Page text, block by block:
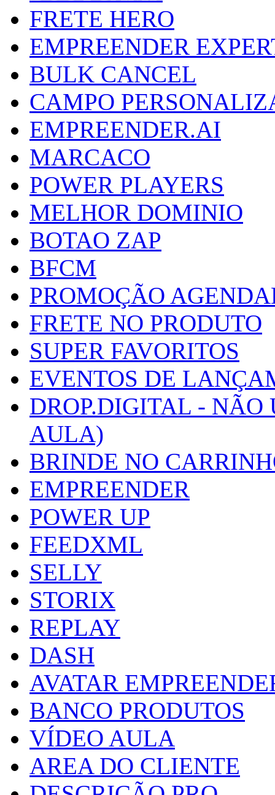
FRETE HERO
EMPREENDER
BULK CANCEL
CAMPO
EMPREENDER.AI
MARCACO
POWER PLAYERS
MELHOR DOMINIO
BOTAO ZAP
BFCM
PROMOÇÃO
FRETE NO PRODUTO
SUPER FAVORITOS
EVENTOS DE
DROP.DIGITAL - NÃO
AULA)
BRINDE NO
EMPREENDER
POWER UP
FEEDXML
SELLY
STORIX
REPLAY
DASH
AVATAR
BANCO PRODUTOS
VÍDEO AULA
AREA DO CLIENTE